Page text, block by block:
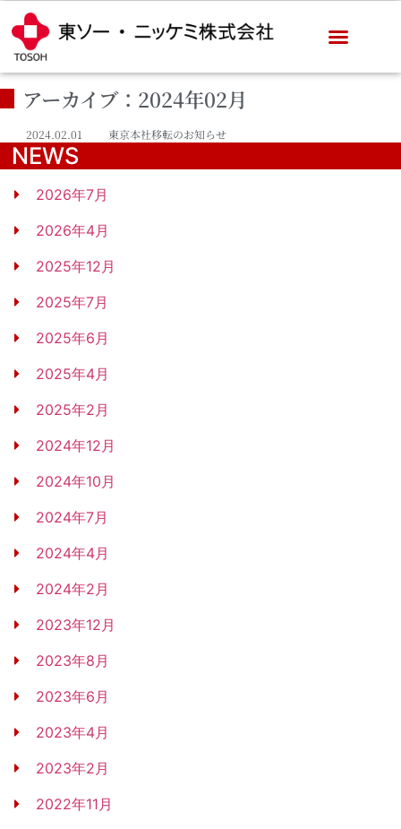
アーカイブ：2024年02月
2024.02.01 東京本社移転のお知らせ
NEWS
2026年7月
2026年4月
2025年12月
2025年7月
2025年6月
2025年4月
2025年2月
2024年12月
2024年10月
2024年7月
2024年4月
2024年2月
2023年12月
2023年8月
2023年6月
2023年4月
2023年2月
2022年11月